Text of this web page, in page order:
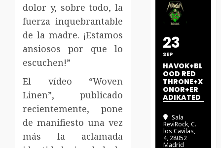
dolor y, sobre todo, la
fuerza inquebrantable
de la madre. ¡Estamos
ansiosos por que lo
escuchen!”
El vídeo “Woven
Linen”, publicado
recientemente, pone
de manifiesto una vez
más la aclamada
23
SEP
HAVOK+BL
OOD RED
THRONE+X
ONOR+ER
ADIKATED
Sala
ReviRock, C.
los Cavilas,
4, 28052
Madrid